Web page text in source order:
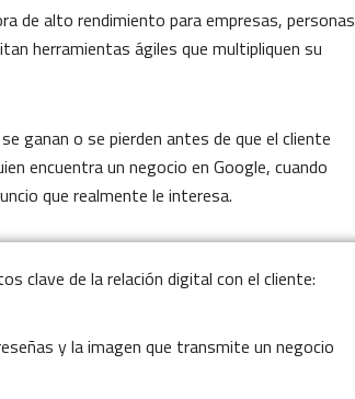
de alto rendimiento para empresas, personas
herramientas ágiles que multipliquen su
ganan o se pierden antes de que el cliente
encuentra un negocio en Google, cuando
que realmente le interesa.
clave de la relación digital con el cliente:
y la imagen que transmite un negocio